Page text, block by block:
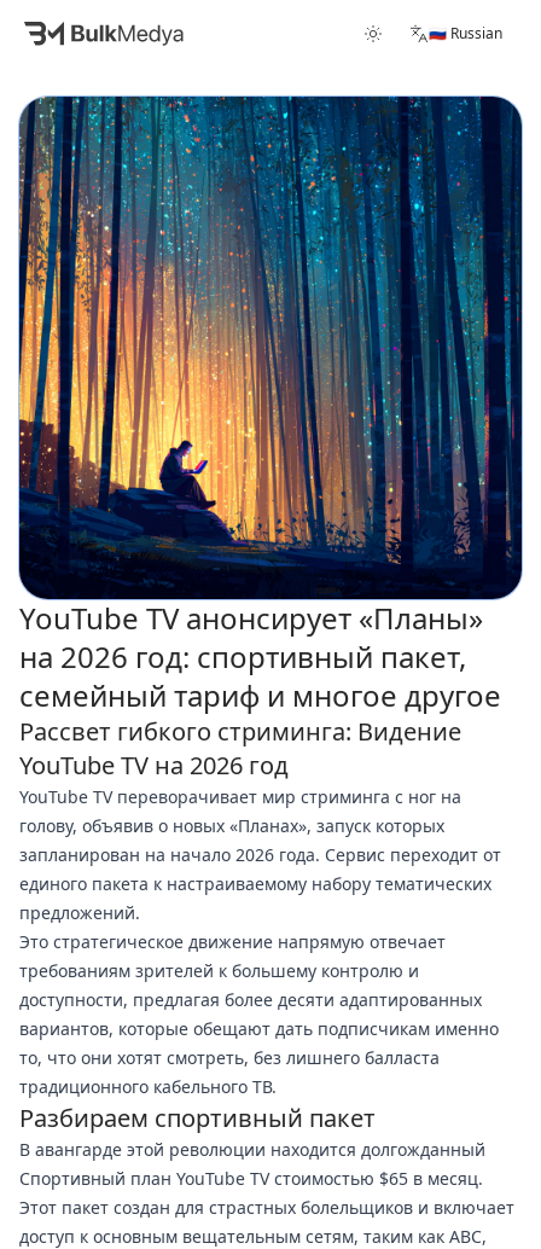
🇷🇺 Russian
YouTube TV анонсирует «Планы»
на 2026 год: спортивный пакет,
семейный тариф и многое другое
Рассвет гибкого стриминга: Видение
YouTube TV на 2026 год
YouTube TV переворачивает мир стриминга с ног на
голову, объявив о новых «Планах», запуск которых
запланирован на начало 2026 года. Сервис переходит от
единого пакета к настраиваемому набору тематических
предложений.
Это стратегическое движение напрямую отвечает
требованиям зрителей к большему контролю и
доступности, предлагая более десяти адаптированных
вариантов, которые обещают дать подписчикам именно
то, что они хотят смотреть, без лишнего балласта
традиционного кабельного ТВ.
Разбираем спортивный пакет
В авангарде этой революции находится долгожданный
Спортивный план YouTube TV стоимостью $65 в месяц.
Этот пакет создан для страстных болельщиков и включает
доступ к основным вещательным сетям, таким как ABC,